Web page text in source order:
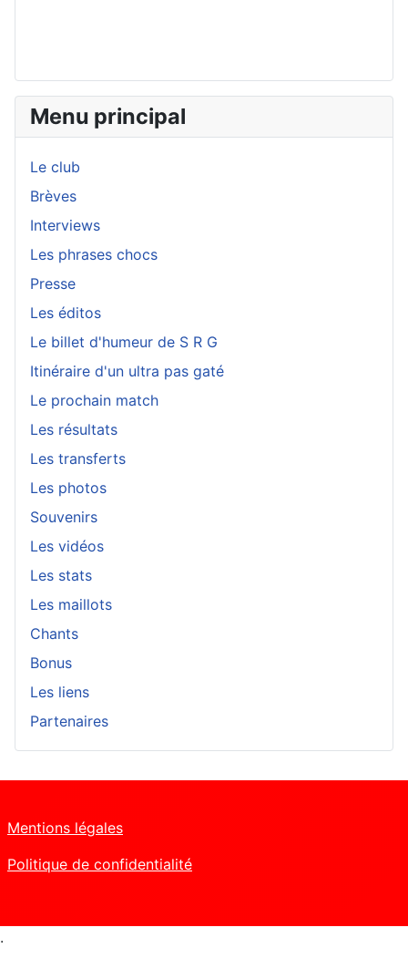
Menu principal
Le club
Brèves
Interviews
Les phrases chocs
Presse
Les éditos
Le billet d'humeur de S R G
Itinéraire d'un ultra pas gaté
Le prochain match
Les résultats
Les transferts
Les photos
Souvenirs
Les vidéos
Les stats
Les maillots
Chants
Bonus
Les liens
Partenaires
Mentions légales
Politique de confidentialité
.